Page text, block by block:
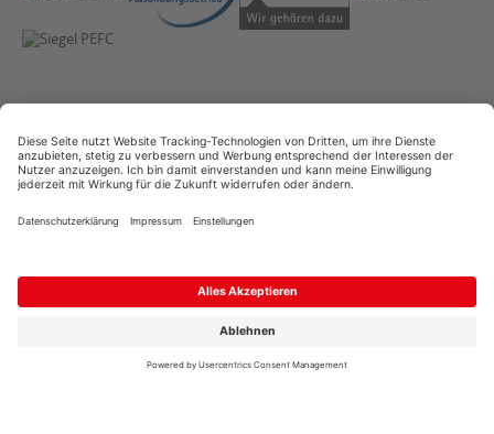
AGB
Datenschutz
Impressum
Streitschlichtung